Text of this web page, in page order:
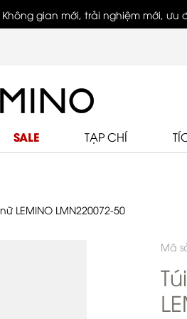
Không gian mới, trải nghiệm mới, ưu
biệt
SALE TẠP CHÍ
LEMINO LMN220072-50
Mã